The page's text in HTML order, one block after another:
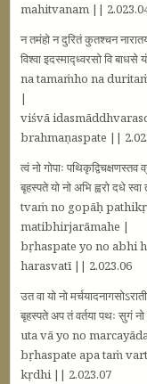
mahitvanam ||
न तमंहो न दुरितं कुतश्चन
विश्वा इदस्माद्ध्वरसो वि
na tamaṁho na
|
viśvā
brahmaṇaspate ||
त्वं नो गोपाः पथिकृद्विचक्षणस्तव
बृहस्पते यो नो अभि ह्वरो दधे
tvaṁ no gopāḥ
matibhirjarāmahe |
bṛhaspate yo no abhi
harasvatī || 2.023.06
उत वा यो नो
बृहस्पते अप तं वर्तया पथः सुगं
uta vā yo no
bṛhaspate apa taṁ
kṛdhi || 2.023.07